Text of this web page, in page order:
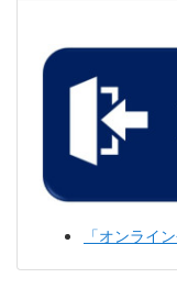
「オンライ